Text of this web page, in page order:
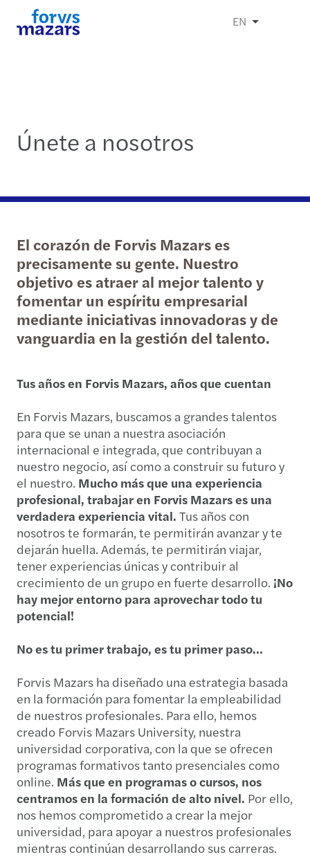
EN
Únete a nosotros
El corazón de Forvis Mazars es
precisamente su gente. Nuestro
objetivo es atraer al mejor talento y
fomentar un espíritu empresarial
mediante iniciativas innovadoras y de
vanguardia en la gestión del talento.
Tus años en Forvis Mazars, años que cuentan
En Forvis Mazars, buscamos a grandes talentos
para que se unan a nuestra asociación
internacional e integrada, que contribuyan a
nuestro negocio, así como a construir su futuro y
el nuestro. Mucho más que una experiencia
profesional, trabajar en Forvis Mazars es una
verdadera experiencia vital. Tus años con
nosotros te formarán, te permitirán avanzar y te
dejarán huella. Además, te permitirán viajar,
tener experiencias únicas y contribuir al
crecimiento de un grupo en fuerte desarrollo. ¡No
hay mejor entorno para aprovechar todo tu
potencial!
No es tu primer trabajo, es tu primer paso…
Forvis Mazars ha diseñado una estrategia basada
en la formación para fomentar la empleabilidad
de nuestros profesionales. Para ello, hemos
creado Forvis Mazars University, nuestra
universidad corporativa, con la que se ofrecen
programas formativos tanto presenciales como
online. Más que en programas o cursos, nos
centramos en la formación de alto nivel. Por ello,
nos hemos comprometido a crear la mejor
universidad, para apoyar a nuestros profesionales
mientras continúan desarrollando sus carreras.